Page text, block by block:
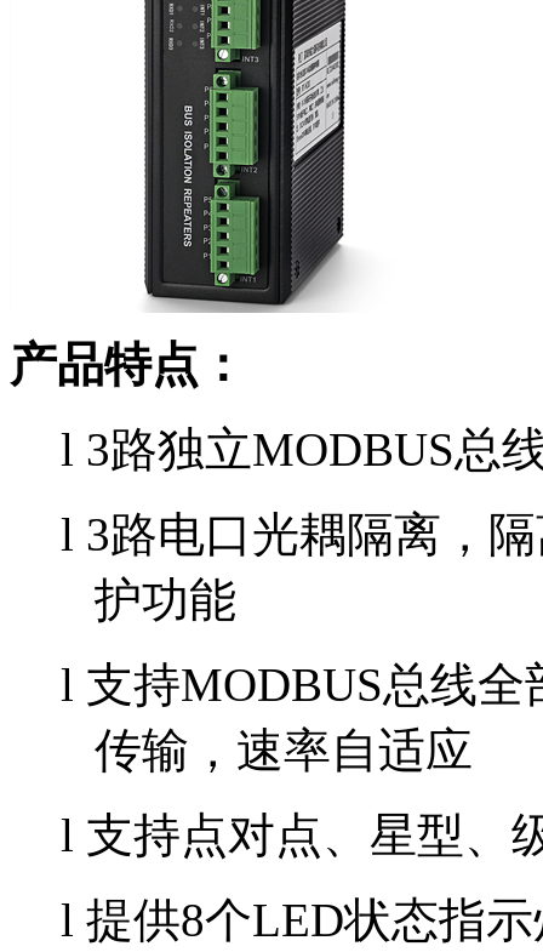
产品特点：
l 3路独立MODBUS总
l 3路电口光耦隔离，
护功能
l 支持MODBUS总线全
传输，速率自适应
l 支持点对点、星型、
l 提供8个LED状态指